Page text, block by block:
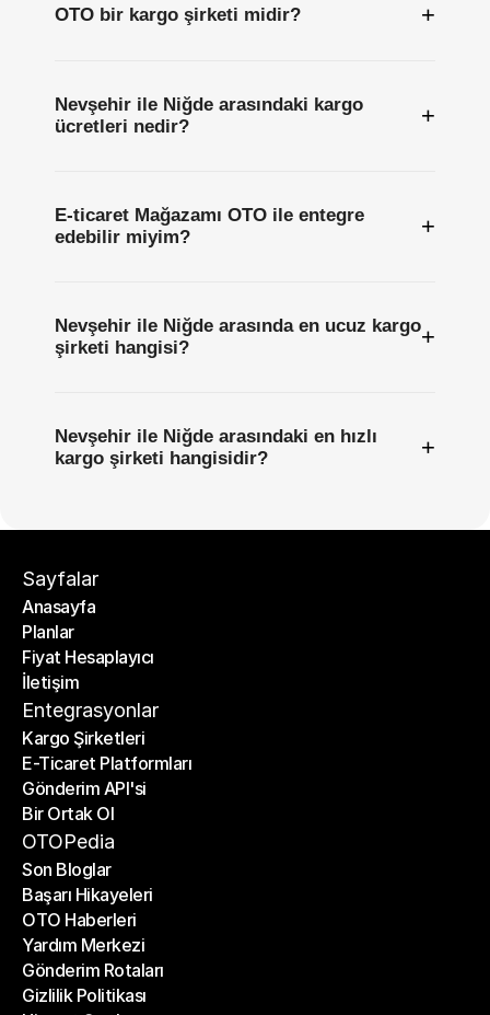
OTO bir kargo şirketi midir? +
Nevşehir ile Niğde arasındaki kargo
ücretleri nedir?
+
E-ticaret Mağazamı OTO ile entegre
edebilir miyim?
+
Nevşehir ile Niğde arasında en ucuz kargo
şirketi hangisi?
+
Nevşehir ile Niğde arasındaki en hızlı
kargo şirketi hangisidir?
+
Sayfalar
Anasayfa
Anasayfa
Planlar
Planlar
Fiyat Hesaplayıcı
Fiyat Hesaplayıcı
İletişim
İletişim
Entegrasyonlar
Kargo Şirketleri
Kargo Şirketleri
E-Ticaret Platformları
E-Ticaret Platformları
Gönderim API'si
Gönderim API'si
Bir Ortak Ol
Bir Ortak Ol
OTOPedia
Son Bloglar
Son Bloglar
Başarı Hikayeleri
Başarı Hikayeleri
OTO Haberleri
OTO Haberleri
Yardım Merkezi
Yardım Merkezi
Gönderim Rotaları
Gönderim Rotaları
Gizlilik Politikası